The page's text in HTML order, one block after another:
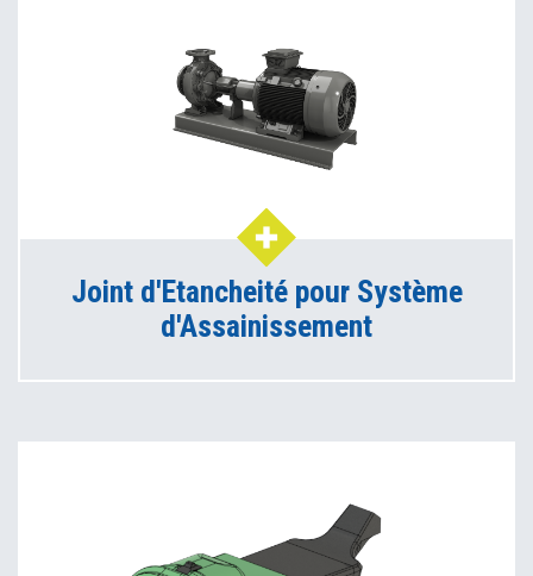
Joint d'Etancheité pour Système
d'Assainissement